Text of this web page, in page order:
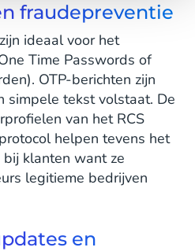
fraudepreventie
ideaal voor het
Time Passwords of
OTP-berichten zijn
simpele tekst volstaat. De
van het RCS
helpen tevens het
klanten want ze
legitieme bedrijven
en